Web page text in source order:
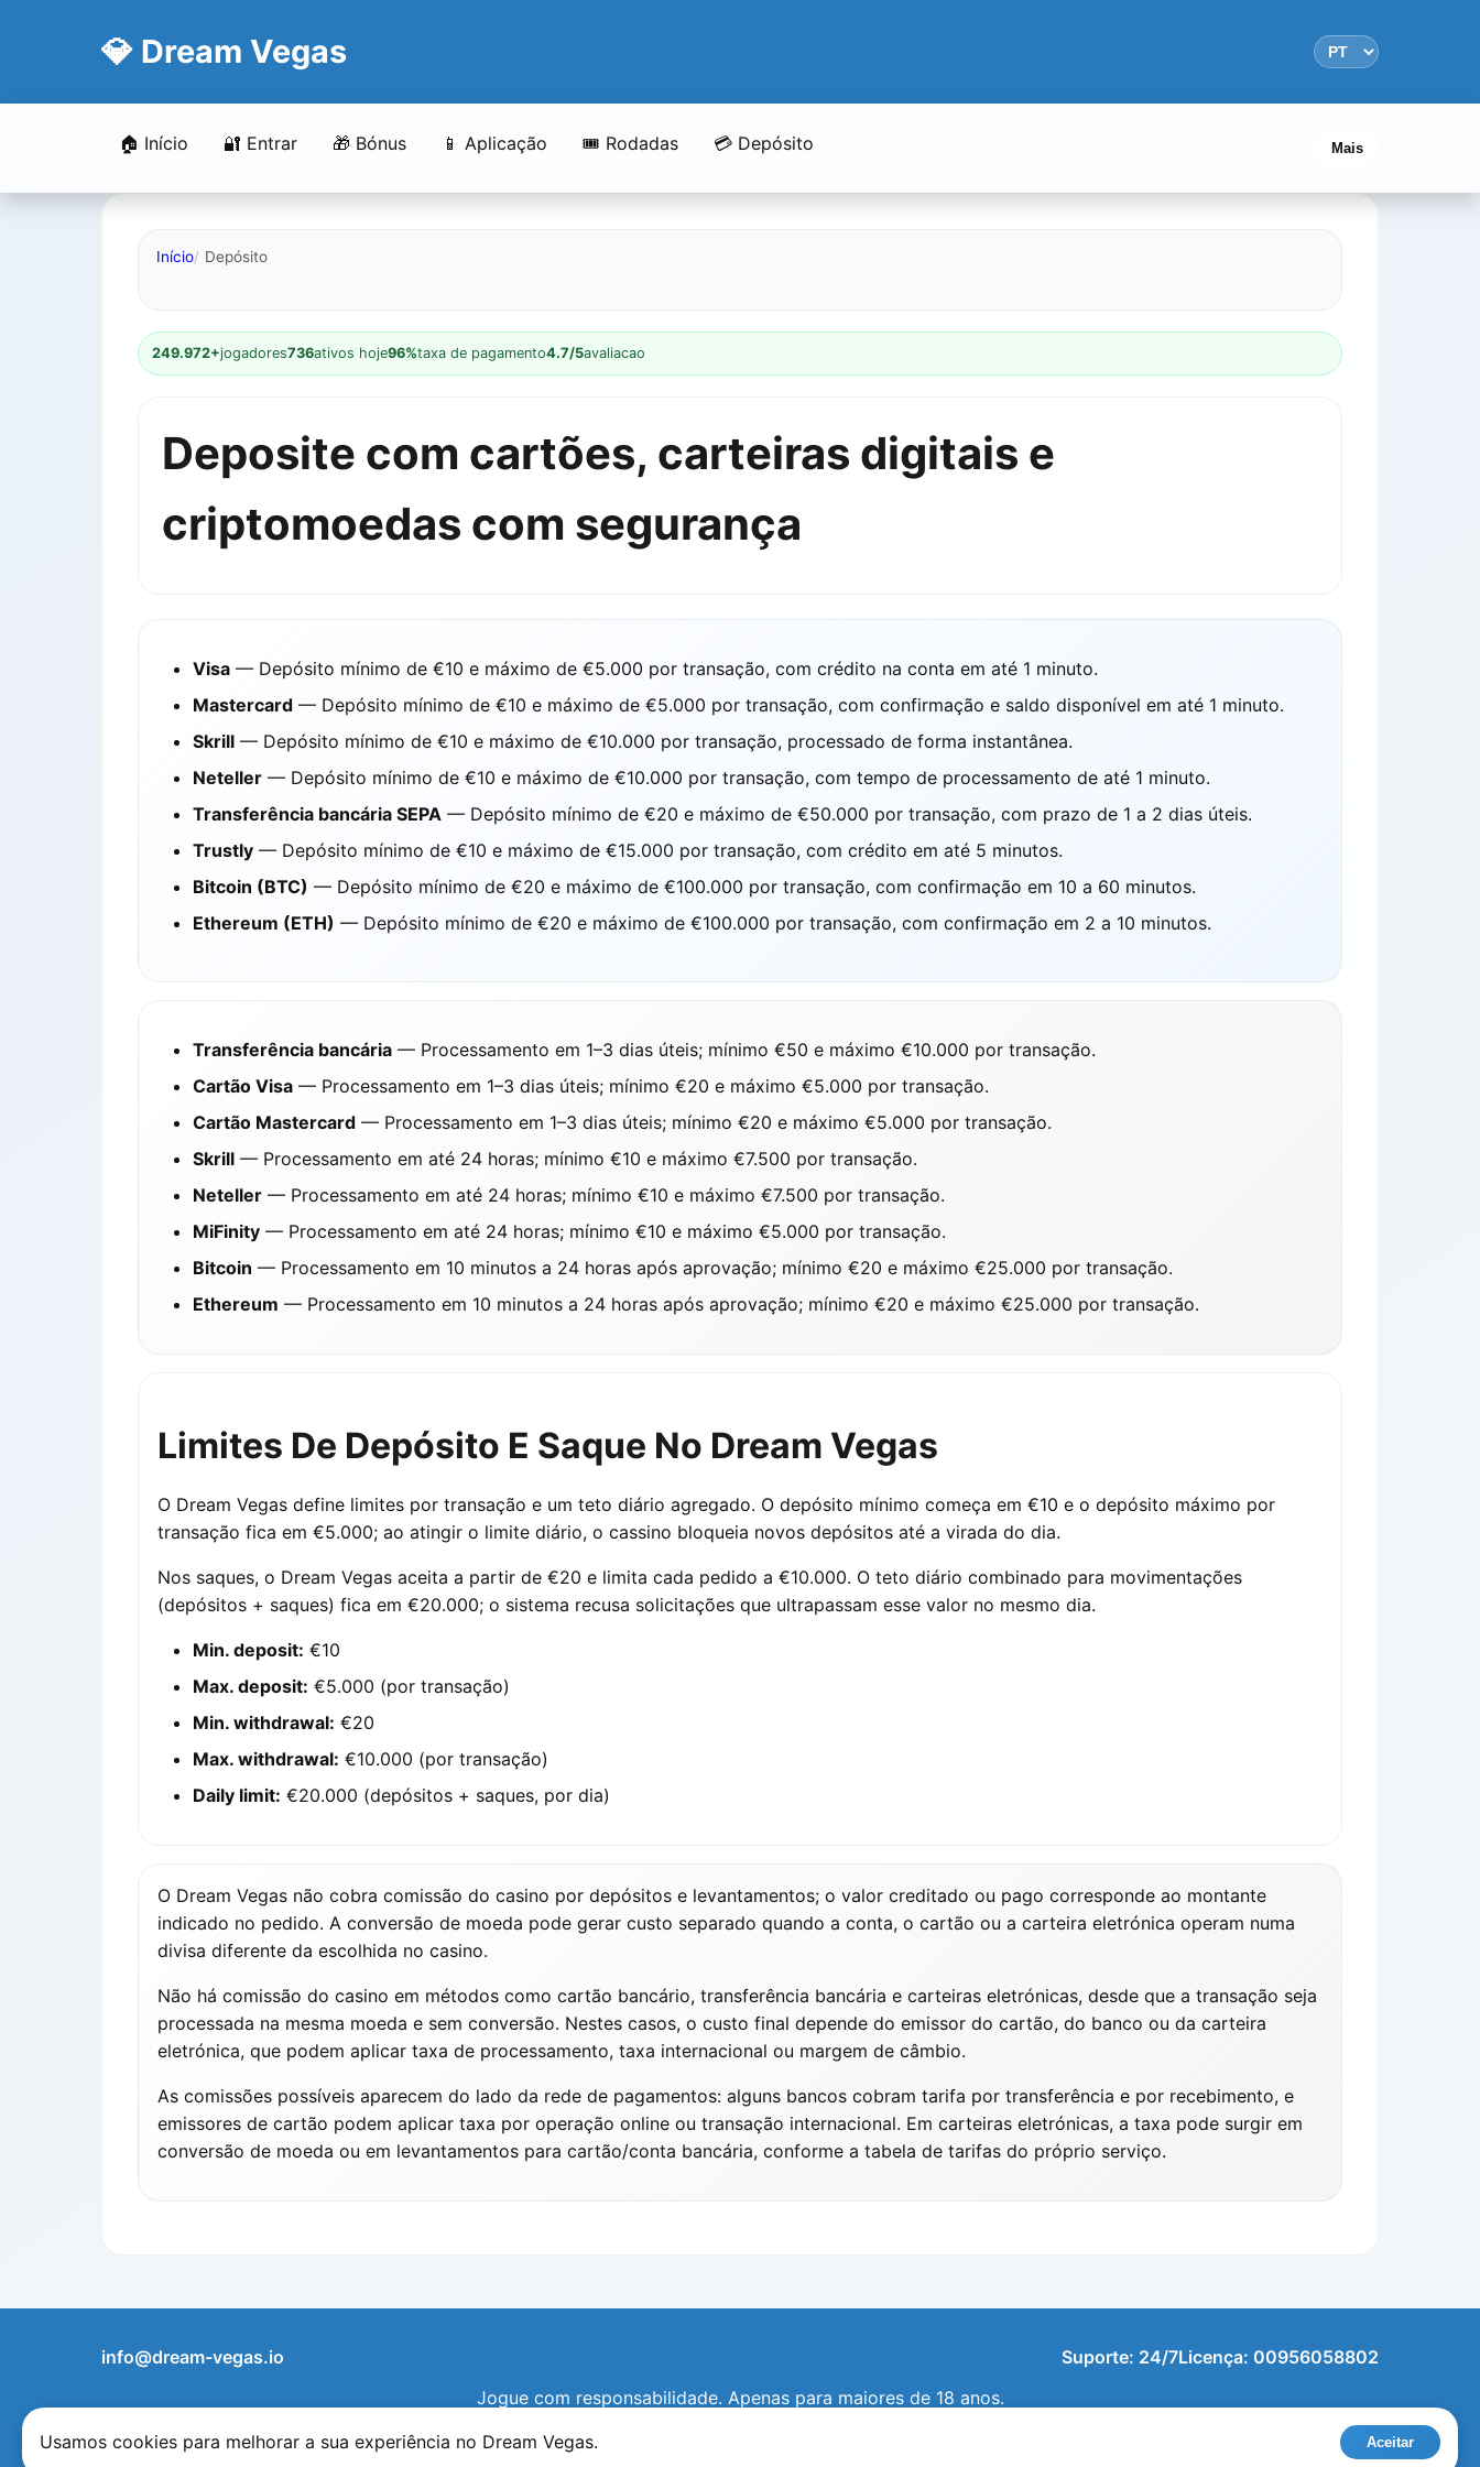
💎 Dream Vegas
🏠 Início 🔐 Entrar 🎁 Bónus 📱 Aplicação 🎟️ Rodadas 💳 Depósito Mais
Início Depósito
249.972+jogadores736ativos hoje96%taxa de pagamento4.7/5avaliacao
Deposite com cartões, carteiras digitais e
criptomoedas com segurança
Visa— Depósito mínimo de €10 e máximo de €5.000 por transação, com crédito na conta em até 1 minuto.
Mastercard— Depósito mínimo de €10 e máximo de €5.000 por transação, com confirmação e saldo disponível em até 1 minuto.
Skrill— Depósito mínimo de €10 e máximo de €10.000 por transação, processado de forma instantânea.
Neteller— Depósito mínimo de €10 e máximo de €10.000 por transação, com tempo de processamento de até 1 minuto.
Transferência bancária SEPA— Depósito mínimo de €20 e máximo de €50.000 por transação, com prazo de 1 a 2 dias úteis.
Trustly— Depósito mínimo de €10 e máximo de €15.000 por transação, com crédito em até 5 minutos.
Bitcoin (BTC) — Depósito mínimo de €20 e máximo de €100.000 por transação, com confirmação em 10 a 60 minutos.
Ethereum (ETH) — Depósito mínimo de €20 e máximo de €100.000 por transação, com confirmação em 2 a 10 minutos.
Transferência bancária— Processamento em 1–3 dias úteis; mínimo €50 e máximo €10.000 por transação.
Cartão Visa— Processamento em 1–3 dias úteis; mínimo €20 e máximo €5.000 por transação.
Cartão Mastercard— Processamento em 1–3 dias úteis; mínimo €20 e máximo €5.000 por transação.
Skrill— Processamento em até 24 horas; mínimo €10 e máximo €7.500 por transação.
Neteller— Processamento em até 24 horas; mínimo €10 e máximo €7.500 por transação.
MiFinity— Processamento em até 24 horas; mínimo €10 e máximo €5.000 por transação.
Bitcoin — Processamento em 10 minutos a 24 horas após aprovação; mínimo €20 e máximo €25.000 por transação.
Ethereum — Processamento em 10 minutos a 24 horas após aprovação; mínimo €20 e máximo €25.000 por transação.
Limites De Depósito E Saque No Dream Vegas
O Dream Vegas define limites por transação e um teto diário agregado. O depósito mínimo começa em €10 e o depósito máximo por
transação fica em €5.000; ao atingir o limite diário, o cassino bloqueia novos depósitos até a virada do dia.
Nos saques, o Dream Vegas aceita a partir de €20 e limita cada pedido a €10.000. O teto diário combinado para movimentações
(depósitos + saques) fica em €20.000; o sistema recusa solicitações que ultrapassam esse valor no mesmo dia.
Min. deposit: €10
Max. deposit: €5.000 (por transação)
Min. withdrawal: €20
Max. withdrawal: €10.000 (por transação)
Daily limit: €20.000 (depósitos + saques, por dia)
O Dream Vegas não cobra comissão do casino por depósitos e levantamentos; o valor creditado ou pago corresponde ao montante
indicado no pedido. A conversão de moeda pode gerar custo separado quando a conta, o cartão ou a carteira eletrónica operam numa
divisa diferente da escolhida no casino.
Não há comissão do casino em métodos como cartão bancário, transferência bancária e carteiras eletrónicas, desde que a transação seja
processada na mesma moeda e sem conversão. Nestes casos, o custo final depende do emissor do cartão, do banco ou da carteira
eletrónica, que podem aplicar taxa de processamento, taxa internacional ou margem de câmbio.
As comissões possíveis aparecem do lado da rede de pagamentos: alguns bancos cobram tarifa por transferência e por recebimento, e
emissores de cartão podem aplicar taxa por operação online ou transação internacional. Em carteiras eletrónicas, a taxa pode surgir em
conversão de moeda ou em levantamentos para cartão/conta bancária, conforme a tabela de tarifas do próprio serviço.
info@dream-vegas.io Suporte: 24/7Licença: 00956058802
Jogue com responsabilidade. Apenas para maiores de 18 anos.
Usamos cookies para melhorar a sua experiência no Dream Vegas. Aceitar